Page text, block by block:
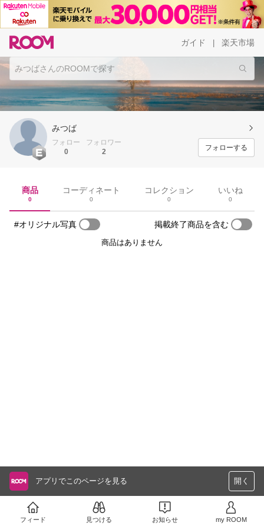
ガイド 楽天市場
みつば
フォロー
0
フォロワー
2
フォローする
商品
0
コーディネート
0
コレクション
0
いいね
0
#オリジナル写真 掲載終了商品を含む
商品はありません
アプリでこのページを見る 開く
フィード 見つける お知らせ my ROOM